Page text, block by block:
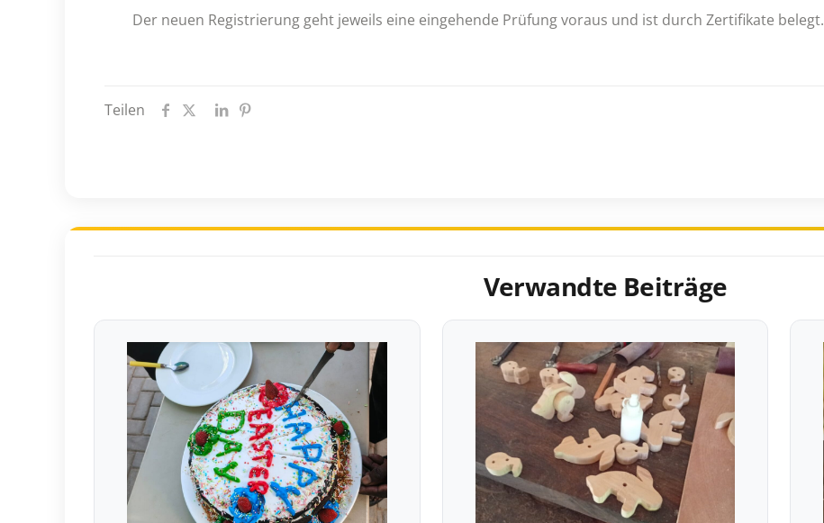
Der neuen Registrierung geht jeweils eine eingehende Prüfung voraus und ist durch Zertifikate belegt.
Teilen
Verwandte Beiträge